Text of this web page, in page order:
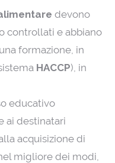
devono
controllati e abbiano
formazione, in
HACCP), in
educativo
ai destinatari
acquisizione di
migliore dei modi,